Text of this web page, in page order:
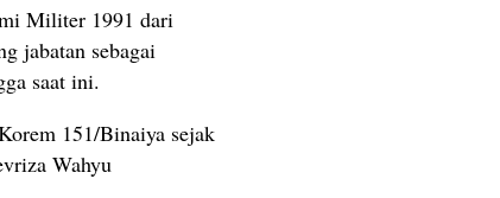
Militer 1991 dari
jabatan sebagai
saat ini.
151/Binaiya sejak
Wahyu